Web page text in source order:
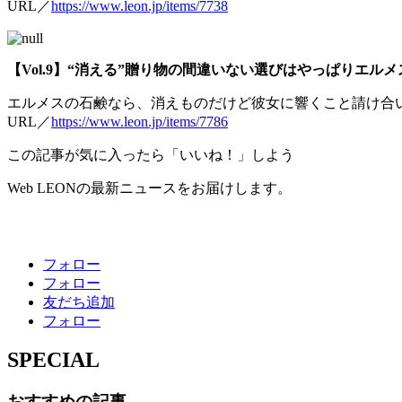
URL／https://www.leon.jp/items/7738
【Vol.9】“消える”贈り物の間違いない選びはやっぱりエルメ
エルメスの石鹸なら、消えものだけど彼女に響くこと請け合
URL／https://www.leon.jp/items/7786
この記事が気に入ったら「いいね！」しよう
Web LEONの最新ニュースをお届けします。
フォロー
フォロー
友だち追加
フォロー
SPECIAL